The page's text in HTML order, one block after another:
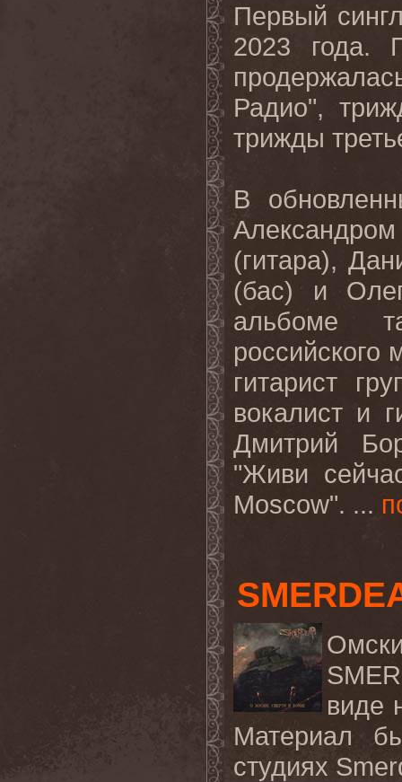
Первый
2023 года.
Радио",
трижды
В
(гитара),
(бас) и
альбоме
российского
гитарист
вокалист и
Дмитрий
"Живи
Moscow". ...
виде
Материал
студиях